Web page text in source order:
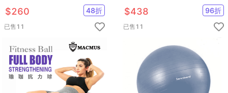
$260 48折
已售 11
圈 拉力帶 拉筋帶 健身房 彈力繩
訓練 TRX 重訓
$438 96折
已售 11